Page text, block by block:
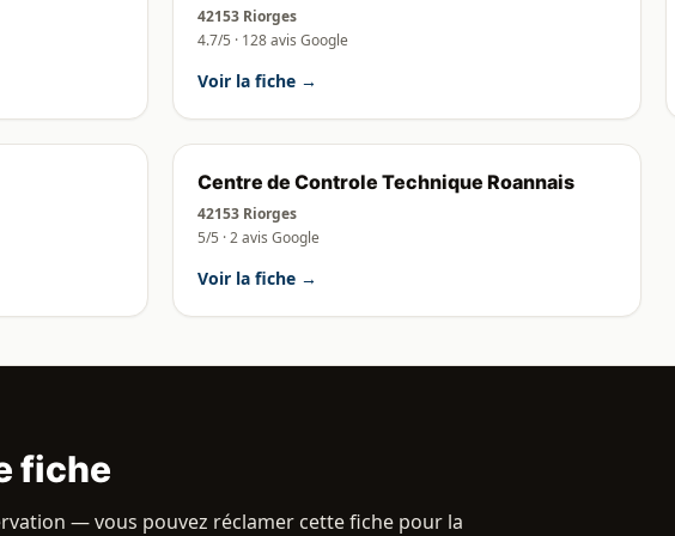
42153 Riorges
4.7/5 · 128 avis Google
Voir la fiche →
Centre de Controle Technique Roannais
42153 Riorges
5/5 · 2 avis Google
Voir la fiche →
fiche
— vous pouvez réclamer cette fiche pour la